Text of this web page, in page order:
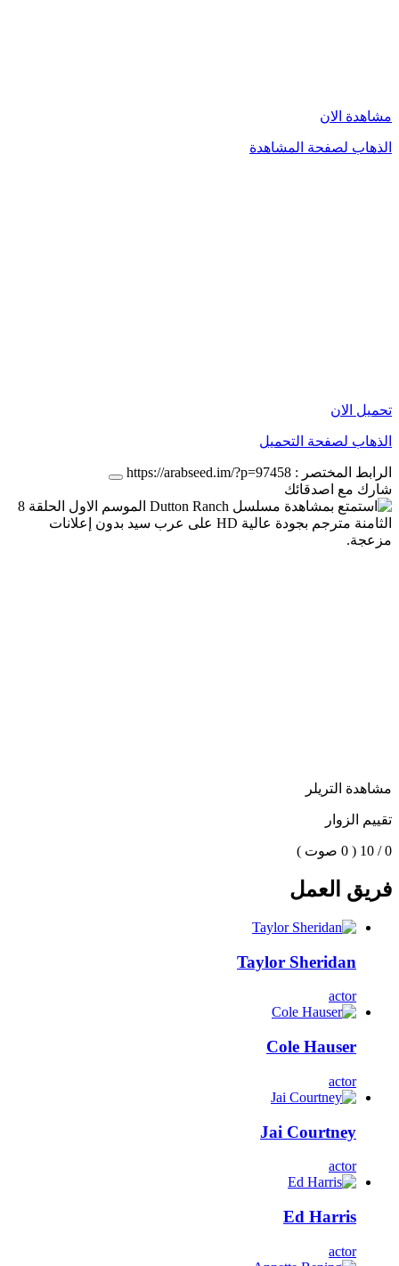
مشاهدة الان
الذهاب لصفحة المشاهدة
تحميل الان
الذهاب لصفحة التحميل
الرابط المختصر : https://arabseed.im/?p=97458
شارك مع اصدقائك
مشاهدة التريلر
تقييم الزوار
0 / 10 ( 0 صوت )
فريق العمل
Taylor Sheridan
actor
Cole Hauser
actor
Jai Courtney
actor
Ed Harris
actor